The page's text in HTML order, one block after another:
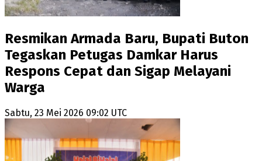
Resmikan Armada Baru, Bupati Buton
Tegaskan Petugas Damkar Harus
Respons Cepat dan Sigap Melayani
Warga
Sabtu, 23 Mei 2026 09:02 UTC